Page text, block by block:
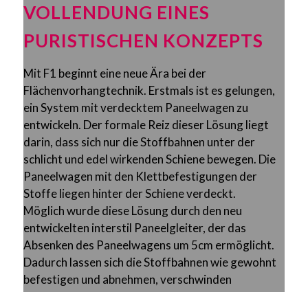
VOLLENDUNG EINES
PURISTISCHEN KONZEPTS
Mit F1 beginnt eine neue Ära bei der
Flächenvorhangtechnik. Erstmals ist es gelungen,
ein System mit verdecktem Paneelwagen zu
entwickeln. Der formale Reiz dieser Lösung liegt
darin, dass sich nur die Stoffbahnen unter der
schlicht und edel wirkenden Schiene bewegen. Die
Paneelwagen mit den Klettbefestigungen der
Stoffe liegen hinter der Schiene verdeckt.
Möglich wurde diese Lösung durch den neu
entwickelten interstil Paneelgleiter, der das
Absenken des Paneelwagens um 5cm ermöglicht.
Dadurch lassen sich die Stoffbahnen wie gewohnt
befestigen und abnehmen, verschwinden